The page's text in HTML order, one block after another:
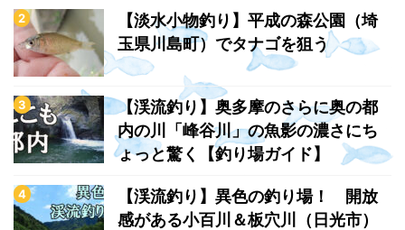
【淡水小物釣り】平成の森公園（埼
玉県川島町）でタナゴを狙う
【渓流釣り】奥多摩のさらに奥の都
内の川「峰谷川」の魚影の濃さにち
ょっと驚く【釣り場ガイド】
【渓流釣り】異色の釣り場！ 開放
感がある小百川＆板穴川（日光市）